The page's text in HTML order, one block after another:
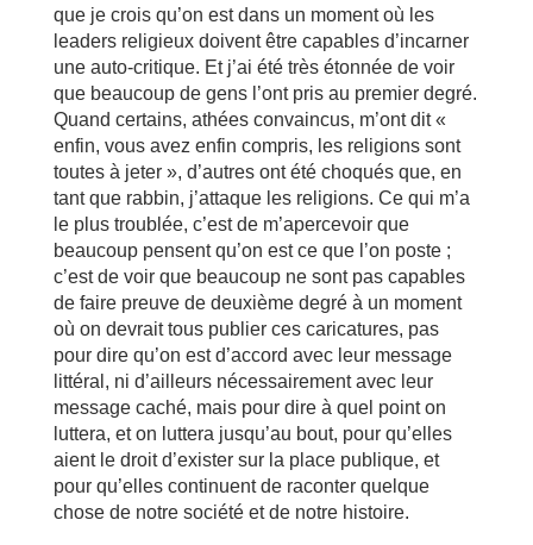
que je crois qu’on est dans un moment où les
leaders religieux doivent être capables d’incarner
une auto-critique. Et j’ai été très étonnée de voir
que beaucoup de gens l’ont pris au premier degré.
Quand certains, athées convaincus, m’ont dit «
enfin, vous avez enfin compris, les religions sont
toutes à jeter », d’autres ont été choqués que, en
tant que rabbin, j’attaque les religions. Ce qui m’a
le plus troublée, c’est de m’apercevoir que
beaucoup pensent qu’on est ce que l’on poste ;
c’est de voir que beaucoup ne sont pas capables
de faire preuve de deuxième degré à un moment
où on devrait tous publier ces caricatures, pas
pour dire qu’on est d’accord avec leur message
littéral, ni d’ailleurs nécessairement avec leur
message caché, mais pour dire à quel point on
luttera, et on luttera jusqu’au bout, pour qu’elles
aient le droit d’exister sur la place publique, et
pour qu’elles continuent de raconter quelque
chose de notre société et de notre histoire.